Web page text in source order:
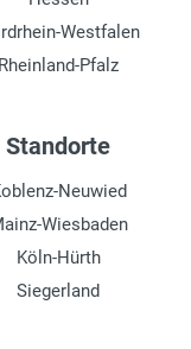
Westfalen
Rheinland-Pfalz
Standorte
Neuwied
Wiesbaden
Köln-Hürth
Siegerland